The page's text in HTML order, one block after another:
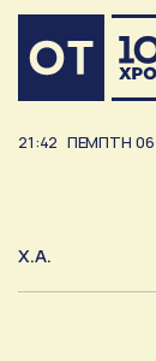
21:42 ΠΕΜΠΤΗ 06
Χ.Α.